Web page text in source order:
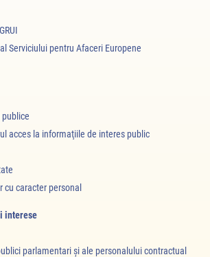
Serviciului pentru Afaceri Europene
acces la informaţiile de interes public
cu caracter personal
interese
parlamentari şi ale personalului contractual